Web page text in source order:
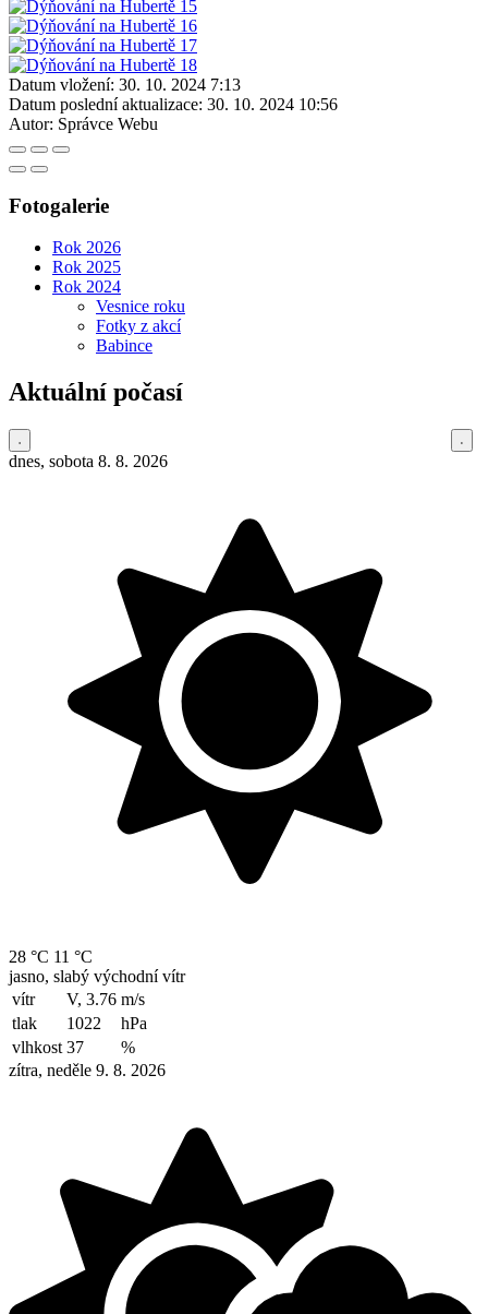
Datum vložení: 30. 10. 2024 7:13
Datum poslední aktualizace: 30. 10. 2024 10:56
Autor: Správce Webu
Fotogalerie
Rok 2026
Rok 2025
Rok 2024
Vesnice roku
Fotky z akcí
Babince
Aktuální počasí
dnes, sobota 8. 8. 2026
28 °C 11 °C
jasno, slabý východní vítr
vítr
V, 3.76 m/s
tlak
1022
hPa
vlhkost 37
%
zítra, neděle 9. 8. 2026